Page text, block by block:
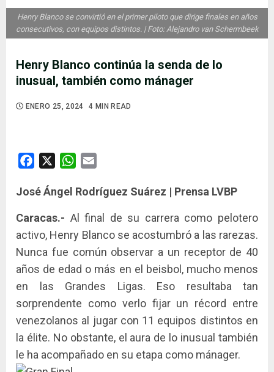
Henry Blanco continúa la senda de lo
inusual, también como mánager
ENERO 25, 2024 4 MIN READ
Henry Blanco se convirtió en el primer piloto que dirige finales en años
consecutivos, con equipos distintos. | Foto: Alejandro van Schermbeek
Facebook WhatsApp
José Ángel Rodríguez Suárez | Prensa LVBP
Caracas.- Al final de su carrera como pelotero
activo, Henry Blanco se acostumbró a las rarezas.
Nunca fue común observar a un receptor de 40
años de edad o más en el beisbol, mucho menos
en las Grandes Ligas. Eso resultaba tan
sorprendente como verlo fijar un récord entre
venezolanos al jugar con 11 equipos distintos en
la élite. No obstante, el aura de lo inusual también
le ha acompañado en su etapa como mánager.